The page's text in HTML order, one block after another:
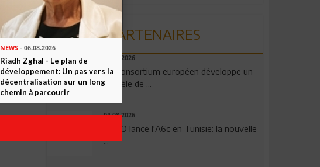
PARTENAIRES
06.08.2026
Un consortium européen développe un
modèle de ...
04.08.2026
OPPO lance l'A6c en Tunisie: la nouvelle
...
NEWS- 06.08.2026
Riadh Zghal - Le plan de
développement: Un pas vers la
décentralisation sur un long
chemin à parcourir